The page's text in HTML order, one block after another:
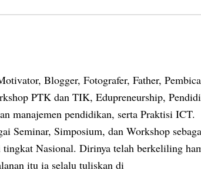
Blogger, Fotografer, Father,
PTK dan TIK, Edupreneurship,
manajemen pendidikan, serta Praktisi ICT.
Seminar, Simposium, dan Workshop
tingkat Nasional. Dirinya telah berkeliling
itu ia selalu tuliskan di